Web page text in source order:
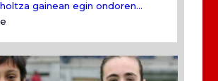
gainean egin ondoren...